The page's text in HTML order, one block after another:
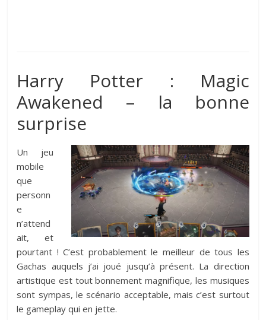
Harry Potter : Magic
Awakened – la bonne
surprise
Un jeu
mobile
que
personn
e
n’attend
ait, et
pourtant ! C’est probablement le meilleur de tous les
Gachas auquels j’ai joué jusqu’à présent. La direction
artistique est tout bonnement magnifique, les musiques
sont sympas, le scénario acceptable, mais c’est surtout
le gameplay qui en jette.